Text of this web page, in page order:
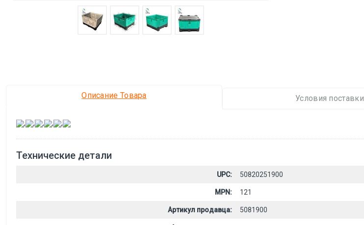
Описание Товара Условия поставки
, , , , ,
Технические детали
UPC: 50820251900
MPN: 121
Артикул продавца: 5081900